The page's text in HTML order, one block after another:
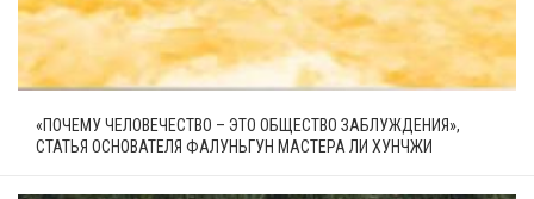
«ПОЧЕМУ ЧЕЛОВЕЧЕСТВО – ЭТО ОБЩЕСТВО ЗАБЛУЖДЕНИЯ»,
СТАТЬЯ ОСНОВАТЕЛЯ ФАЛУНЬГУН МАСТЕРА ЛИ ХУНЧЖИ